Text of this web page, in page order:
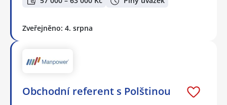
Zveřejněno: 4. srpna
Obchodní referent s Polštinou